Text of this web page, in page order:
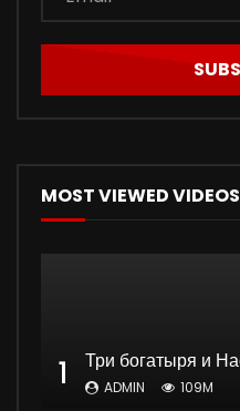
MOST VIEWED VIDEOS
1 ADMIN 109M